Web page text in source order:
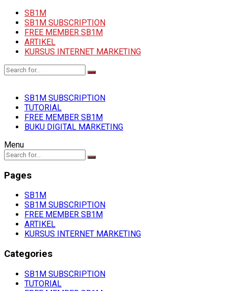
SB1M
SB1M SUBSCRIPTION
FREE MEMBER SB1M
ARTIKEL
KURSUS INTERNET MARKETING
SB1M SUBSCRIPTION
TUTORIAL
FREE MEMBER SB1M
BUKU DIGITAL MARKETING
Menu
Pages
SB1M
SB1M SUBSCRIPTION
FREE MEMBER SB1M
ARTIKEL
KURSUS INTERNET MARKETING
Categories
SB1M SUBSCRIPTION
TUTORIAL